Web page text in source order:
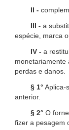
II -
III - a
espécie, marca
IV - a
monetariamente
perdas e danos.
§ 1° Aplica-
anterior.
§ 2° O
fizer a pesagem